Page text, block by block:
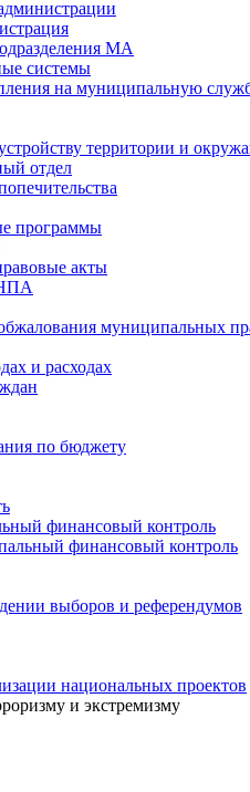
МА
системы
на муниципальную
территории и
отдел
программы
акты
муниципальных
и расходах
по бюджету
финансовый контроль
финансовый контроль
выборов и референдумов
национальных проектов
и экстремизму